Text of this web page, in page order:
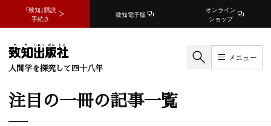
『致知』購読
手続き
致知電子版
オンライン
ショップ
人間学を探究して四十八年
メニュー
注目の一冊の記事一覧